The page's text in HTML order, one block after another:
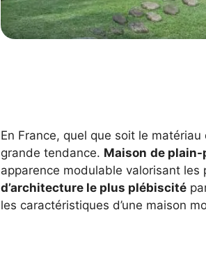
En France, quel que soit le
grande tendance. Maison de plain-
apparence modulable valorisant les
d’architecture le plus plébiscité
les caractéristiques d’une maison